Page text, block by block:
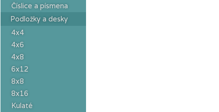
Číslice a písmena
Podložky a desky
4x4
4x6
4x8
6x12
8x8
8x16
Kulaté